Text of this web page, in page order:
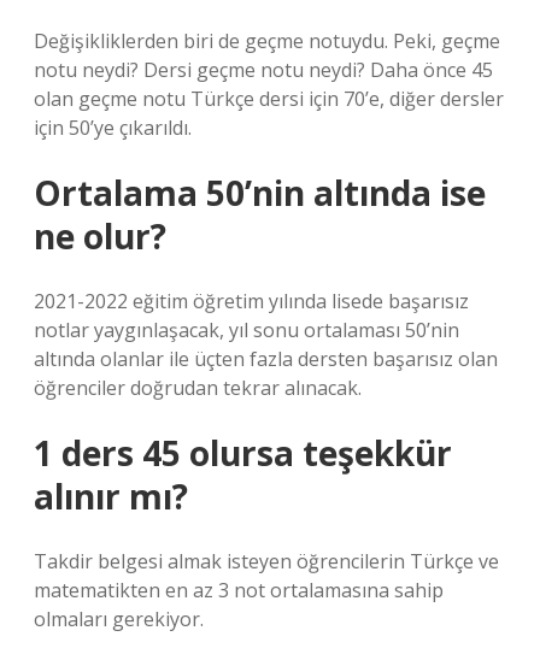
Değişikliklerden biri de geçme notuydu. Peki, geçme
notu neydi? Dersi geçme notu neydi? Daha önce 45
olan geçme notu Türkçe dersi için 70’e, diğer dersler
için 50’ye çıkarıldı.
Ortalama 50’nin altında ise
ne olur?
2021-2022 eğitim öğretim yılında lisede başarısız
notlar yaygınlaşacak, yıl sonu ortalaması 50’nin
altında olanlar ile üçten fazla dersten başarısız olan
öğrenciler doğrudan tekrar alınacak.
1 ders 45 olursa teşekkür
alınır mı?
Takdir belgesi almak isteyen öğrencilerin Türkçe ve
matematikten en az 3 not ortalamasına sahip
olmaları gerekiyor.